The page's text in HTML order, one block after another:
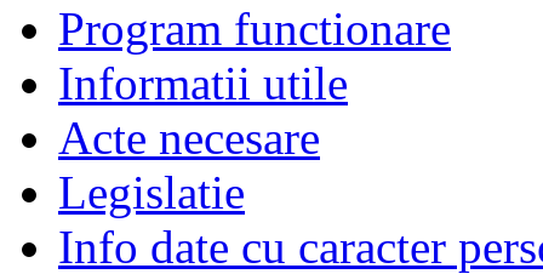
Program functionare
Informatii utile
Acte necesare
Legislatie
Info date cu caracter